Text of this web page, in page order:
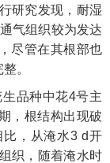
研究发现，耐湿
气组织较为发达
尽管在其根部也
。
品种中花4号主
，根结构出现破
，从淹水3 d开
织，随着淹水时